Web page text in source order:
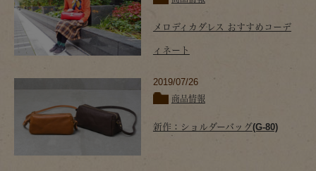
メロディカダレス おすすめコーデ
ィネート
2019/07/26
商品情報
新作：ショルダーバッグ(G-80)